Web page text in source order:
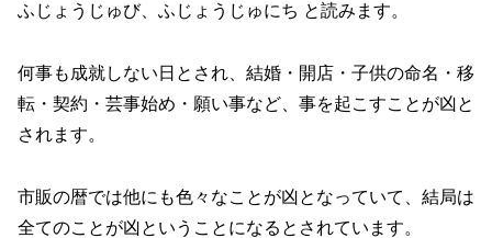
ふじょうじゅび、ふじょうじゅにち と読みます。
何事も成就しない日とされ、結婚・開店・子供の命名・移
転・契約・芸事始め・願い事など、事を起こすことが凶と
されます。
市販の暦では他にも色々なことが凶となっていて、結局は
全てのことが凶ということになるとされています。